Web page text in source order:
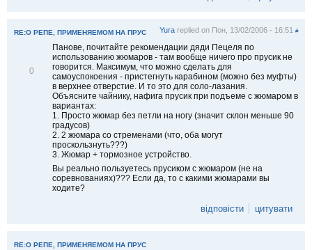
иRE:О РЕПЕ, ПРИМЕНЯЕМОМ НА ПРУС Yura replied on Пон, 13/02/2006 - 16:51 #
0
Панове, почитайте рекомендации дяди Пецеля по
использованию жюмаров - там вообще ничего про прусик не
говорится. Максимум, что можно сделать для
самоуспокоения - пристегнуть карабином (можно без муфты)
в верхнее отверстие. И то это для соло-лазания.
Объясните чайнику, нафига прусик при подъеме с жюмаром в
вариантах:
1. Просто жюмар без петли на ногу (значит склон меньше 90
градусов)
2. 2 жюмара со стременами (что, оба могут
проскользнуть???)
3. Жюмар + тормозное устройство.
Вы реально пользуетесь прусиком с жюмаром (не на
соревнованиях)??? Если да, то с какими жюмарами вы
ходите?
відповісти цитувати
RE:О РЕПЕ, ПРИМЕНЯЕМОМ НА ПРУС